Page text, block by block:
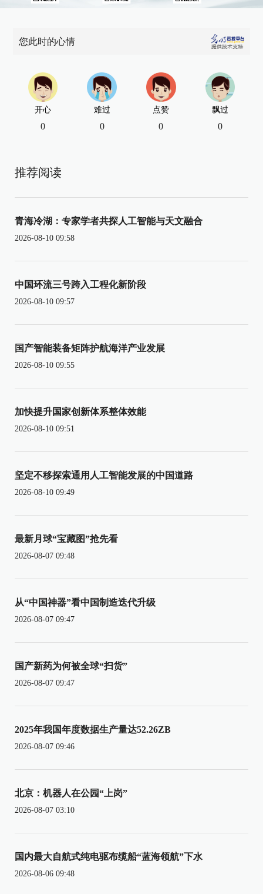
您此时的心情
开心
0
难过
0
点赞
0
飘过
0
推荐阅读
青海冷湖：专家学者共探人工智能与天文融合
2026-08-10 09:58
中国环流三号跨入工程化新阶段
2026-08-10 09:57
国产智能装备矩阵护航海洋产业发展
2026-08-10 09:55
加快提升国家创新体系整体效能
2026-08-10 09:51
坚定不移探索通用人工智能发展的中国道路
2026-08-10 09:49
最新月球“宝藏图”抢先看
2026-08-07 09:48
从“中国神器”看中国制造迭代升级
2026-08-07 09:47
国产新药为何被全球“扫货”
2026-08-07 09:47
2025年我国年度数据生产量达52.26ZB
2026-08-07 09:46
北京：机器人在公园“上岗”
2026-08-07 03:10
国内最大自航式纯电驱布缆船“蓝海领航”下水
2026-08-06 09:48